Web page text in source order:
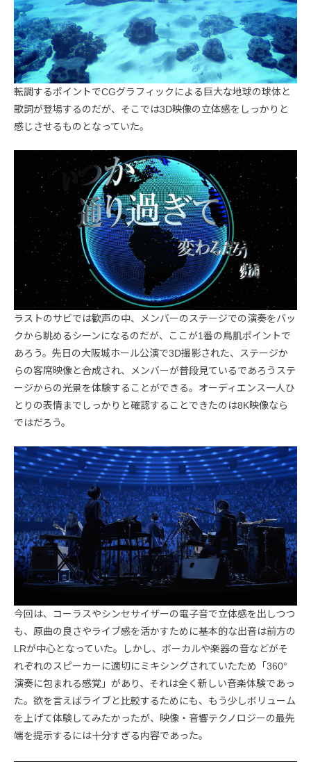
転調するポイントでCGグラフィックによる巨大な地球の球体と
歌詞が登場するのだが、そこでは3D映像の立体感をしっかりと
感じさせるものとなっていた。
ラストのサビでは歓声の中、メンバーのステージでの演奏をバッ
クから眺めるシーンになるのだが、ここが1番の鳥肌ポイントで
あろう。先日の大阪城ホール公演で3D撮影された、ステージか
らの客席映像と合成され、メンバーが普段見ているであろうステ
ージからの光景を体験することができる。オーディエンス一人ひ
とりの表情までしっかりと確認することできたのは8K映像なら
ではだろう。
今回は、コーラスやシンセサイザーの電子音で立体感を出しつつ
も、原曲の良さやライブ感を活かすために基本的な出音は前方の
LRが中心となっていた。しかし、ボーカルや楽器の音などがそ
れぞれのスピーカーに適切にミキシングされていたため「360°
演奏に包まれる感覚」があり、それは全く新しい音楽体験であっ
た。欲を言えばライブと比較するためにも、もう少しボリューム
を上げて体験してみたかったが、映像・音響テクノロジーの最先
端を提示するには十分すぎる内容であった。